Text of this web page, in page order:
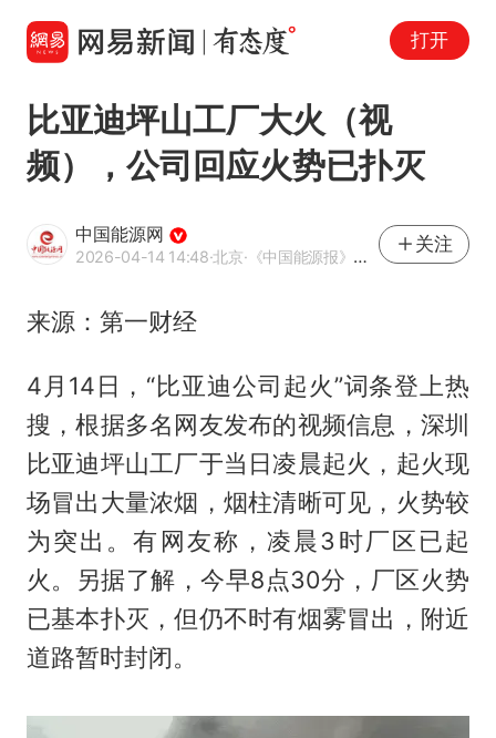
打开
比亚迪坪山工厂大火（视
频），公司回应火势已扑灭
中国能源网
2026-04-14 14:48·北京·《中国能源报》官方账号
关注
来源：第一财经
4月14日，“比亚迪公司起火”词条登上热
搜，根据多名网友发布的视频信息，深圳
比亚迪坪山工厂于当日凌晨起火，起火现
场冒出大量浓烟，烟柱清晰可见，火势较
为突出。有网友称，凌晨3时厂区已起
火。另据了解，今早8点30分，厂区火势
已基本扑灭，但仍不时有烟雾冒出，附近
道路暂时封闭。